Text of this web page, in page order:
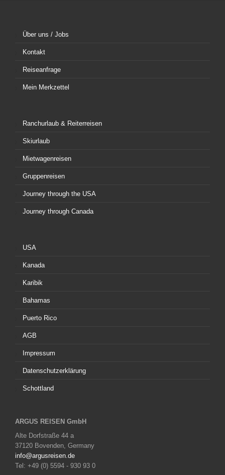
Über uns / Jobs
Kontakt
Reiseanfrage
Mein Merkzettel
Ranchurlaub & Reiterreisen
Skiurlaub
Mietwagenreisen
Gruppenreisen
Journey through the USA
Journey through Canada
USA
Kanada
Karibik
Bahamas
Puerto Rico
AGB
Impressum
Datenschutzerklärung
Schottland
ARGUS REISEN GmbH
Alte Dorfstraße 44 a
37120 Bovenden, Germany
info@argusreisen.de
Tel: +49 (0) 5594 - 930 93 0